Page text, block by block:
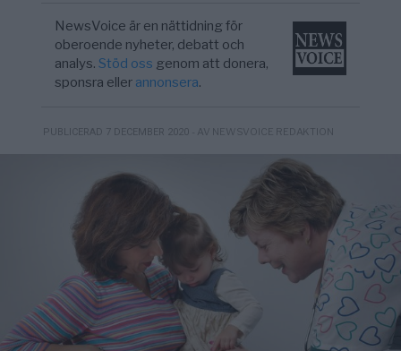
NewsVoice är en nättidning för
oberoende nyheter, debatt och
analys.Stöd oss genom att donera,
sponsra eller annonsera.
PUBLICERAD 7 DECEMBER 2020 - AV NEWSVOICE REDAKTION